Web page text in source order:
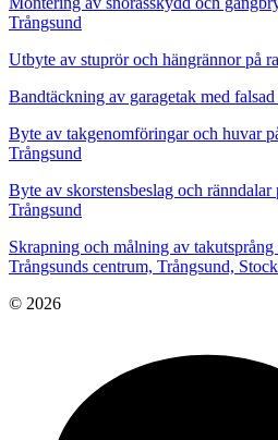
Trångsund
Utbyte av stuprör och hängrännor på
Bandtäckning av garagetak med
Byte av takgenomföringar och huvar
Trångsund
Byte av skorstensbeslag och
Trångsund
Skrapning och målning av
Trångsunds centrum, Trångsund,
© 2026